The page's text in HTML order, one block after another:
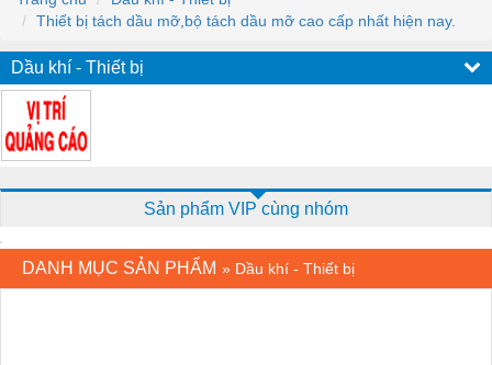
Thiết bị tách dầu mỡ,bộ tách dầu mỡ cao cấp nhất hiện nay.
Dầu khí - Thiết bị
Sản phẩm VIP cùng nhóm
DANH MỤC SẢN PHẨM » Dầu khí - Thiết bị